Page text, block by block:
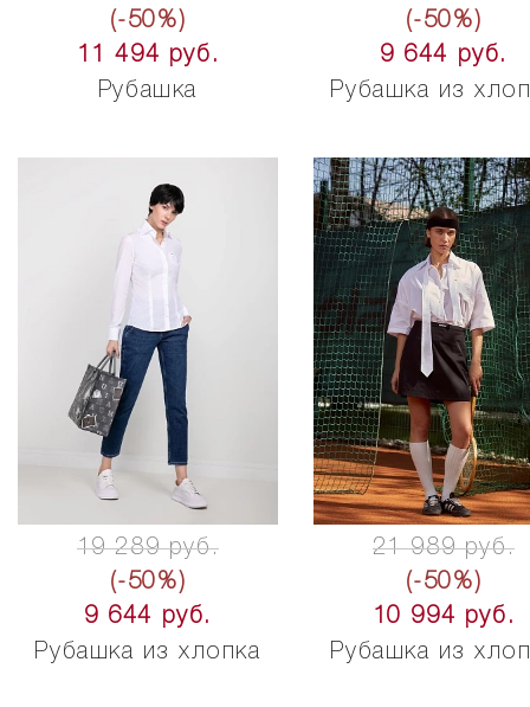
(-50%)
11 494 руб.
Рубашка
(-50%)
9 644 руб.
Рубашка из
19 289 руб.
(-50%)
9 644 руб.
Рубашка из хлопка
21 989 руб.
(-50%)
10 994 руб.
Рубашка из